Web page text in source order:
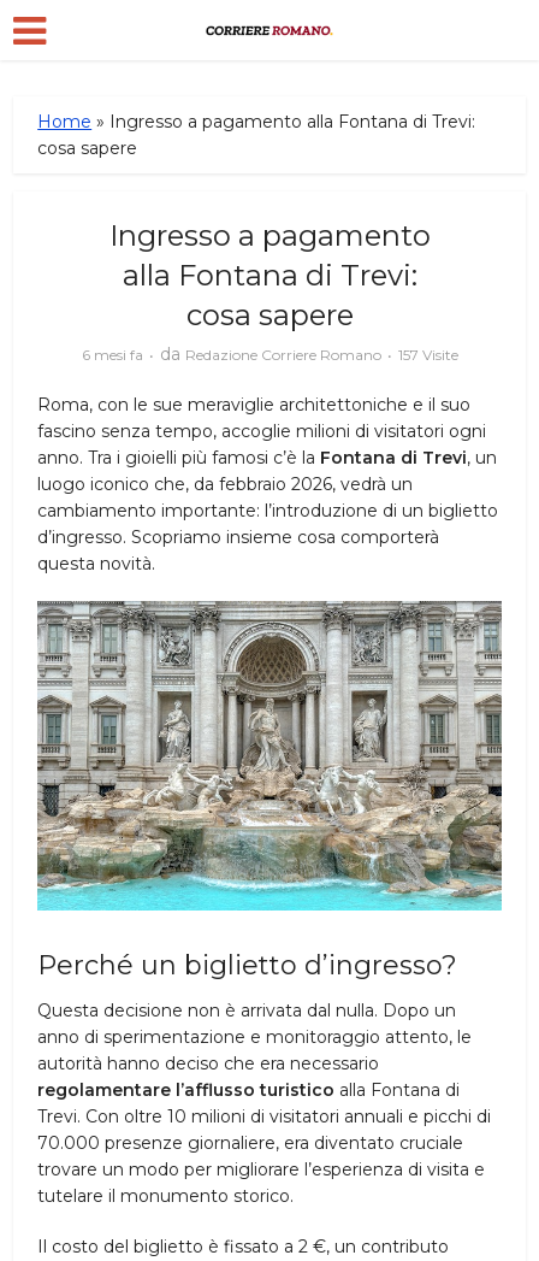
Home » Ingresso a pagamento alla Fontana di Trevi:
cosa sapere
Ingresso a pagamento
alla Fontana di Trevi:
cosa sapere
6 mesi fa da Redazione Corriere Romano 157 Visite
Roma, con le sue meraviglie architettoniche e il suo
fascino senza tempo, accoglie milioni di visitatori ogni
anno. Tra i gioielli più famosi c’è la Fontana di Trevi, un
luogo iconico che, da febbraio 2026, vedrà un
cambiamento importante: l’introduzione di un biglietto
d’ingresso. Scopriamo insieme cosa comporterà
questa novità.
Perché un biglietto d’ingresso?
Questa decisione non è arrivata dal nulla. Dopo un
anno di sperimentazione e monitoraggio attento, le
autorità hanno deciso che era necessario
regolamentare l’afflusso turistico alla Fontana di
Trevi. Con oltre 10 milioni di visitatori annuali e picchi di
70.000 presenze giornaliere, era diventato cruciale
trovare un modo per migliorare l’esperienza di visita e
tutelare il monumento storico.
Il costo del biglietto è fissato a 2 €, un contributo